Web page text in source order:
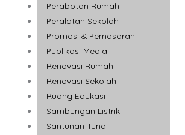
Perabotan Rumah
Peralatan Sekolah
Promosi & Pemasaran
Publikasi Media
Renovasi Rumah
Renovasi Sekolah
Ruang Edukasi
Sambungan Listrik
Santunan Tunai